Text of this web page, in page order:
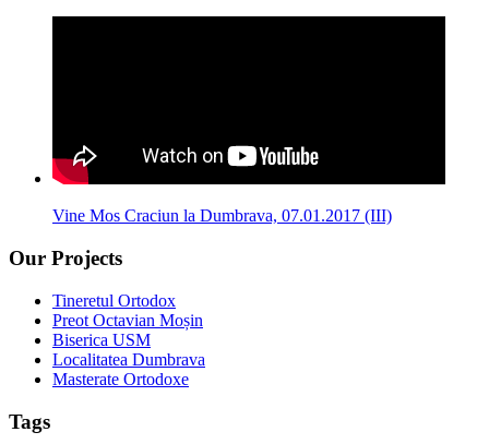
Vine Mos Craciun la Dumbrava, 07.01.2017 (III)
Our Projects
Tineretul Ortodox
Preot Octavian Moșin
Biserica USM
Localitatea Dumbrava
Masterate Ortodoxe
Tags